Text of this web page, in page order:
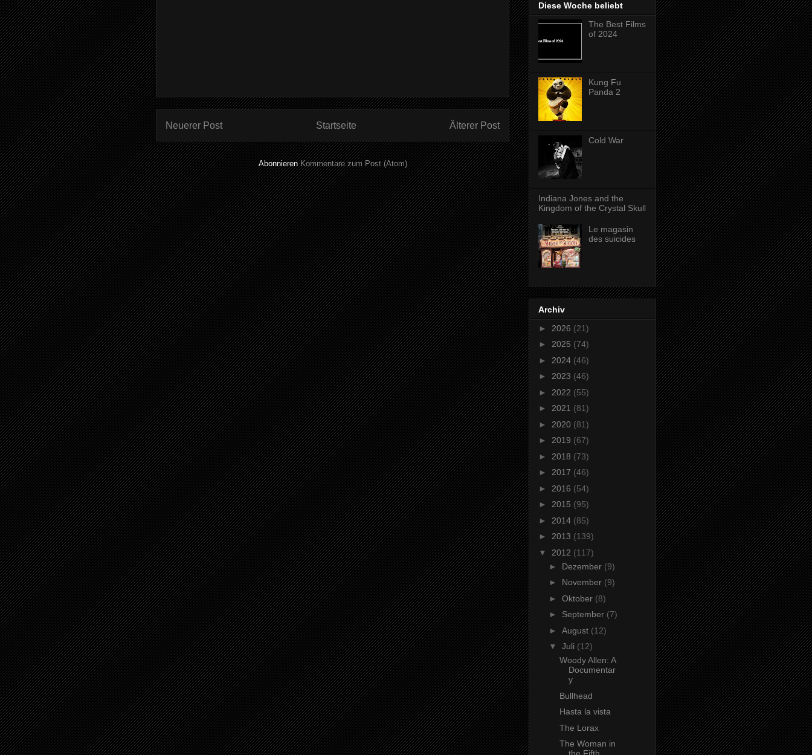
Neuerer Post Älterer Post
Startseite
AbonnierenKommentare zum Post (Atom)
Diese Woche beliebt
The Best Films
of 2024
Kung Fu
Panda 2
Cold War
Indiana Jones and the
Kingdom of the Crystal Skull
Le magasin
des suicides
Archiv
► 2026 (21)
► 2025 (74)
► 2024 (46)
► 2023 (46)
► 2022 (55)
► 2021 (81)
► 2020 (81)
► 2019 (67)
► 2018 (73)
► 2017 (46)
► 2016 (54)
► 2015 (95)
► 2014 (85)
► 2013 (139)
▼ 2012 (117)
► Dezember (9)
► November (9)
► Oktober (8)
► September (7)
► August (12)
▼ Juli (12)
Woody Allen: A
Documentar
y
Bullhead
Hasta la vista
The Lorax
The Woman in